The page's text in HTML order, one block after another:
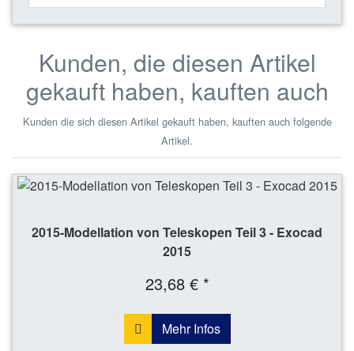
Kunden, die diesen Artikel
gekauft haben, kauften auch
Kunden die sich diesen Artikel gekauft haben, kauften auch folgende
Artikel.
2015-Modellation von Teleskopen Teil 3 - Exocad
2015
23,68 € *
Mehr Infos